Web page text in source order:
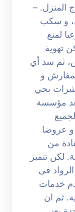
المنزل. –
و سكب
لمنع
تهوية
ثم سد أي
و
بحي
0508251950 ثم تعد مؤسسة
و عروضا
من
لكن تتميز
في
خدمات
ثم ان